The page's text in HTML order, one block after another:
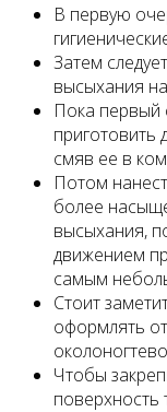
В первую
Затем
высыхания
Пока первый
приготовить
смяв ее в
Потом
более
высыхания,
движением
самым
Стоит
оформлять
Чтобы
поверхность